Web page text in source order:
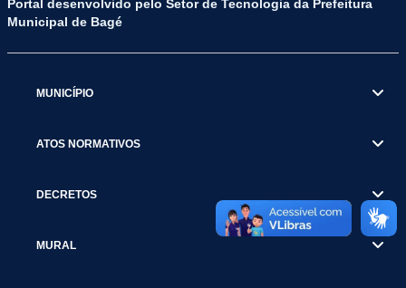
Portal desenvolvido pelo Setor de Tecnologia da Prefeitura
Municipal de Bagé
MUNICÍPIO
ATOS NORMATIVOS
DECRETOS
MURAL